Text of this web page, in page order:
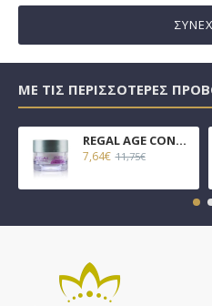
ΜΕ ΤΙΣ ΠΕΡΙΣΣΌΤΕΡΕΣ
REGAL AGE CONTROL ΑΝΤΙΡΥΤΙΔΙΚΗ ΚΡΕΜΑ ΗΜΕΡΑΣ 45ml
7,64€ 11,75€